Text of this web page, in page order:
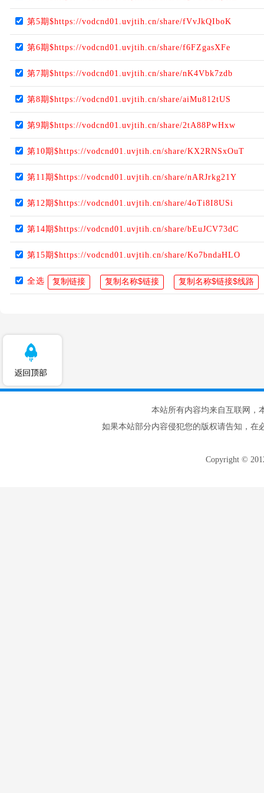
第5期$https://vodcnd01.uvjtih.cn/share/fVvJkQIboK
第6期$https://vodcnd01.uvjtih.cn/share/f6FZgasXFe
第7期$https://vodcnd01.uvjtih.cn/share/nK4Vbk7zdb
第8期$https://vodcnd01.uvjtih.cn/share/aiMu812tUS
第9期$https://vodcnd01.uvjtih.cn/share/2tA88PwHxw
第10期$https://vodcnd01.uvjtih.cn/share/KX2RNSxOuT
第11期$https://vodcnd01.uvjtih.cn/share/nARJrkg21Y
第12期$https://vodcnd01.uvjtih.cn/share/4oTi8I8USi
第14期$https://vodcnd01.uvjtih.cn/share/bEuJCV73dC
第15期$https://vodcnd01.uvjtih.cn/share/Ko7bndaHLO
全选
本站所有内容均来自互联网，
如果本站部分内容侵犯您的版权请告知，在
Copyright ©